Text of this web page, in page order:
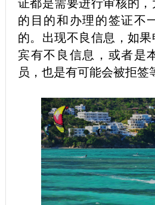
证都是需要进行审核的
的目的和办理的签证不
的。出现不良信息，如
宾有不良信息，或者是
员，也是有可能会被拒签